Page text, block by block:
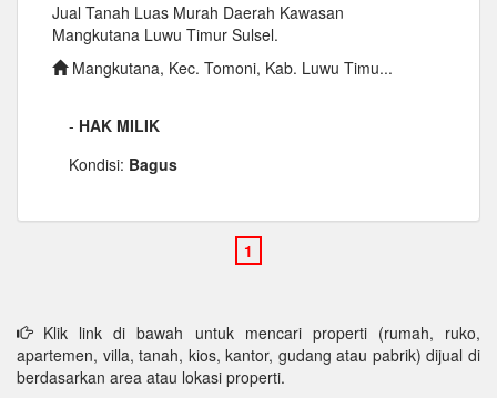
Jual Tanah Luas Murah Daerah Kawasan
Mangkutana Luwu Timur Sulsel.
Mangkutana, Kec. Tomoni, Kab. Luwu Timu...
- HAK MILIK
Kondisi: Bagus
Klik link di bawah untuk mencari properti (rumah, ruko,
apartemen, villa, tanah, kios, kantor, gudang atau pabrik) dijual di
berdasarkan area atau lokasi properti.